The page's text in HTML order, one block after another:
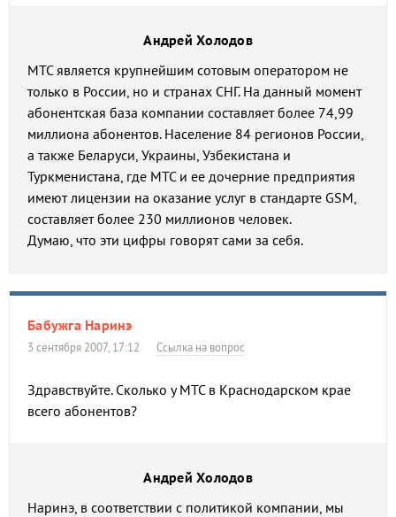
Андрей Холодов
МТС является крупнейшим сотовым оператором не
только в России, но и странах СНГ. На данный момент
абонентская база компании составляет более 74,99
миллиона абонентов. Население 84 регионов России,
а также Беларуси, Украины, Узбекистана и
Туркменистана, где МТС и ее дочерние предприятия
имеют лицензии на оказание услуг в стандарте GSM,
составляет более 230 миллионов человек.
Думаю, что эти цифры говорят сами за себя.
Бабужга Наринэ
3 сентября 2007, 17:12 Ссылка на вопрос
Здравствуйте. Сколько у МТС в Краснодарском крае
всего абонентов?
Андрей Холодов
Наринэ, в соответствии с политикой компании, мы